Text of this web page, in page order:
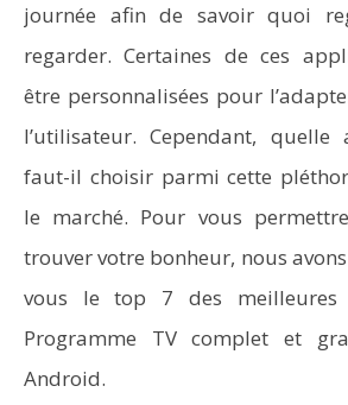
journée afin de savoir quoi
regarder. Certaines de ces
être personnalisées pour
l’utilisateur. Cependant, quelle
faut-il choisir parmi cette
le marché. Pour vous
trouver votre bonheur, nous
vous le top 7 des meilleures
Programme TV complet et
Android.